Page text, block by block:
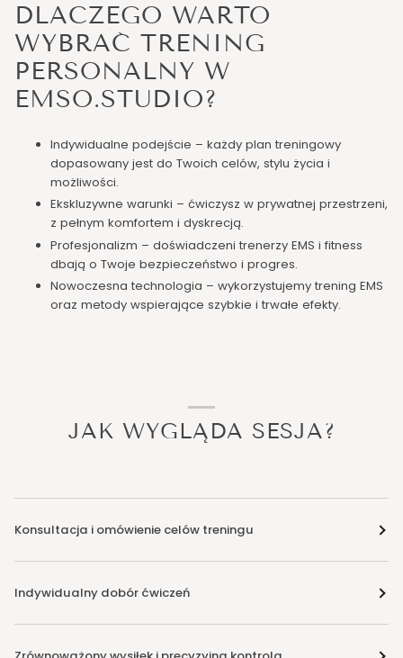
DLACZEGO WARTO
WYBRAĆ TRENING
PERSONALNY W
EMSO.STUDIO?
Indywidualne podejście – każdy plan treningowy
dopasowany jest do Twoich celów, stylu życia i
możliwości.
Ekskluzywne warunki – ćwiczysz w prywatnej przestrzeni,
z pełnym komfortem i dyskrecją.
Profesjonalizm – doświadczeni trenerzy EMS i fitness
dbają o Twoje bezpieczeństwo i progres.
Nowoczesna technologia – wykorzystujemy trening EMS
oraz metody wspierające szybkie i trwałe efekty.
JAK WYGLĄDA SESJA?
Konsultacja i omówienie celów treningu
Indywidualny dobór ćwiczeń